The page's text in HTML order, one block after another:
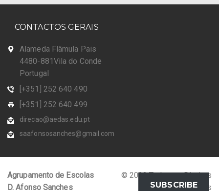
CONTACTOS GERAIS
Alameda Flâmula Pais
4480-881Vila do Conde
Portugal
[+351] 252 640 490
[+351] 252 640 499
direcao@aedas.edu.pt
saafonsosanches@gmail.com
Agrupamento de Escolas
D. Afonso Sanches
© 2023 Todos os Direitos
Reservados
SUBSCRIBE